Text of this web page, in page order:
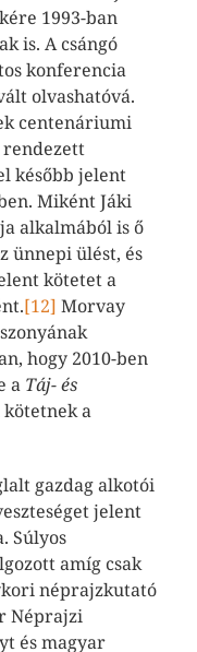
1993-ban
is. A csángó
konferencia
olvashatóvá.
centenáriumi
rendezett
később jelent
Miként Jáki
alkalmából is ő
ünnepi ülést, és
kötetet a
[12] Morvay
hogy 2010-ben
a Táj- és
a
gazdag alkotói
jelent
Súlyos
amíg csak
néprajzkutató
Néprajzi
és magyar